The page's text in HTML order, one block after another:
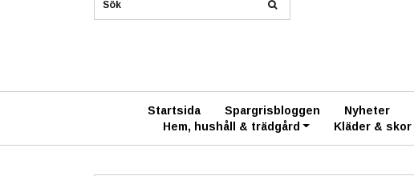
Startsida Spargrisbloggen Nyheter
Hem, hushåll & trädgård
Kläder & skor